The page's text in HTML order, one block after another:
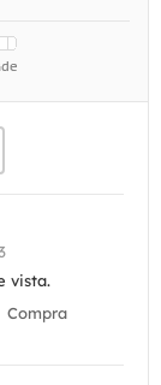
vista.
Compra